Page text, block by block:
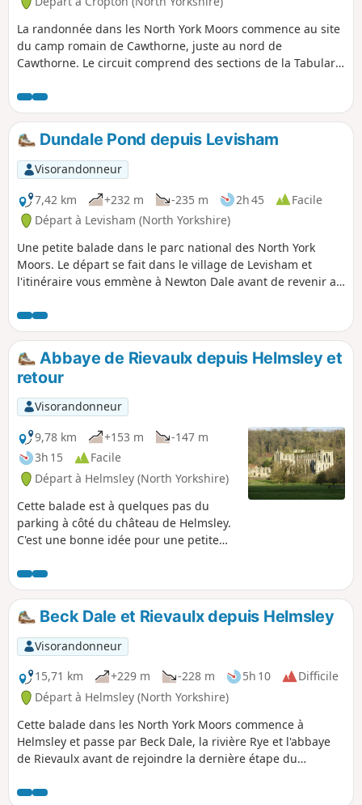
La randonnée dans les North York Moors commence au site
du camp romain de Cawthorne, juste au nord de
Cawthorne. Le circuit comprend des sections de la Tabular
Seven Valley et Cropton Banks. À la fin du parcours, tu peux
faire le tour des camps romains et profiter d'un panorama
qui couvre une bonne partie de la randonnée que tu viens
de faire.Dundale Pond depuis Levisham
Visorandonneur
7,42 km
+232 m -235 m 2h 45
Facile
Départ à Levisham (North Yorkshire)
Une petite balade dans le parc national des North York
Moors. Le départ se fait dans le village de Levisham et
l'itinéraire vous emmène à Newton Dale avant de revenir au
Abbaye de Rievaulx depuis Helmsley et
retour
Visorandonneur
9,78 km
+153 m
-147 m
3h 15
Facile
Départ à Helmsley (North Yorkshire)
Cette balade est à quelques pas du
parking à côté du château de Helmsley.
C'est une bonne idée pour une petite
longue si tu veux explorer les ruines du
château, puis marcher jusqu'à l'abbaye
de Rievaulx et la visiter aussi. Il y a un
bon café à l'abbaye de Rievaulx et plein
de magasins à Helmsley.
Beck Dale et Rievaulx depuis Helmsley
Visorandonneur
15,71 km
+229 m -228 m 5h 10
Difficile
Départ à Helmsley (North Yorkshire)
Cette balade dans les North York Moors commence à
Helmsley et passe par Beck Dale, la rivière Rye et l'abbaye
de Rievaulx avant de rejoindre la dernière étape du